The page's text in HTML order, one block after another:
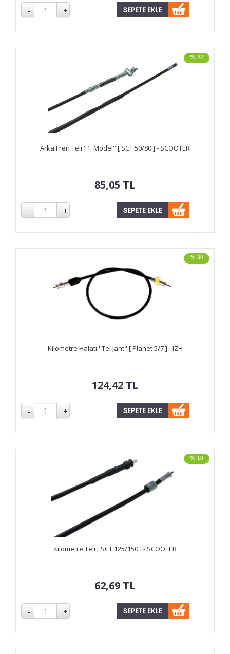
% 22
Arka Fren Teli ''1. Model'' [ SCT 50/80 ] - SCOOTER
85,05 TL
% 30
Kilometre Halatı ''Tel Jant'' [ Planet 5/7 ] - IZH
124,42 TL
% 19
Kilometre Teli [ SCT 125/150 ] - SCOOTER
62,69 TL